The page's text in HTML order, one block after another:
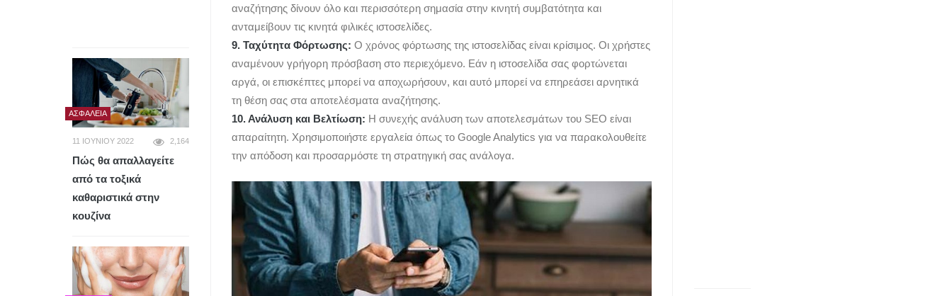
αναζήτησης δίνουν όλο και περισσότερη σημασία στην κινητή συμβατότητα και
ανταμείβουν τις κινητά φιλικές ιστοσελίδες.
9. Ταχύτητα Φόρτωσης: Ο χρόνος φόρτωσης της ιστοσελίδας είναι κρίσιμος. Οι χρήστες
αναμένουν γρήγορη πρόσβαση στο περιεχόμενο. Εάν η ιστοσελίδα σας φορτώνεται
αργά, οι επισκέπτες μπορεί να αποχωρήσουν, και αυτό μπορεί να επηρεάσει αρνητικά
τη θέση σας στα αποτελέσματα αναζήτησης.
10. Ανάλυση και Βελτίωση: Η συνεχής ανάλυση των αποτελεσμάτων του SEO είναι
απαραίτητη. Χρησιμοποιήστε εργαλεία όπως το Google Analytics για να παρακολουθείτε
την απόδοση και προσαρμόστε τη στρατηγική σας ανάλογα.
ΑΣΦΆΛΕΙΑ
11 ΙΟΥΝΊΟΥ 2022 2,164
Πώς θα απαλλαγείτε
από τα τοξικά
καθαριστικά στην
κουζίνα